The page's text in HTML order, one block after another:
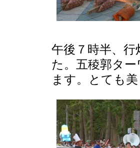
午後７時半、
た。五稜郭タ
ます。とても